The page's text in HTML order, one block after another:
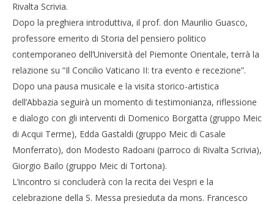
Rivalta Scrivia.
Dopo la preghiera introduttiva, il prof. don Maurilio Guasco,
professore emerito di Storia del pensiero politico
contemporaneo dell’Università del Piemonte Orientale, terrà la
relazione su “Il Concilio Vaticano II: tra evento e recezione”.
Dopo una pausa musicale e la visita storico-artistica
dell’Abbazia seguirà un momento di testimonianza, riflessione
e dialogo con gli interventi di Domenico Borgatta (gruppo Meic
di Acqui Terme), Edda Gastaldi (gruppo Meic di Casale
Monferrato), don Modesto Radoani (parroco di Rivalta Scrivia),
Giorgio Bailo (gruppo Meic di Tortona).
L’incontro si concluderà con la recita dei Vespri e la
celebrazione della S. Messa presieduta da mons. Francesco